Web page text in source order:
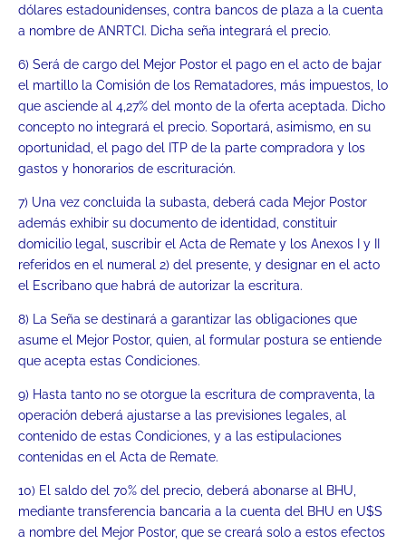
dólares estadounidenses, contra bancos de plaza a la cuenta
a nombre de ANRTCI. Dicha seña integrará el precio.
6) Será de cargo del Mejor Postor el pago en el acto de bajar
el martillo la Comisión de los Rematadores, más impuestos, lo
que asciende al 4,27% del monto de la oferta aceptada. Dicho
concepto no integrará el precio. Soportará, asimismo, en su
oportunidad, el pago del ITP de la parte compradora y los
gastos y honorarios de escrituración.
7) Una vez concluida la subasta, deberá cada Mejor Postor
además exhibir su documento de identidad, constituir
domicilio legal, suscribir el Acta de Remate y los Anexos I y II
referidos en el numeral 2) del presente, y designar en el acto
el Escribano que habrá de autorizar la escritura.
8) La Seña se destinará a garantizar las obligaciones que
asume el Mejor Postor, quien, al formular postura se entiende
que acepta estas Condiciones.
9) Hasta tanto no se otorgue la escritura de compraventa, la
operación deberá ajustarse a las previsiones legales, al
contenido de estas Condiciones, y a las estipulaciones
contenidas en el Acta de Remate.
10) El saldo del 70% del precio, deberá abonarse al BHU,
mediante transferencia bancaria a la cuenta del BHU en U$S
a nombre del Mejor Postor, que se creará solo a estos efectos